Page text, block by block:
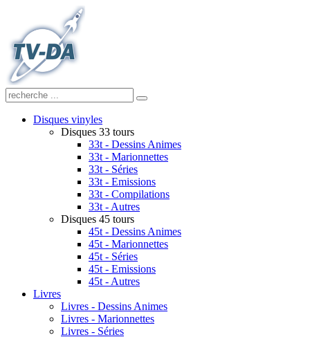
Disques vinyles
Disques 33 tours
33t - Dessins Animes
33t - Marionnettes
33t - Séries
33t - Emissions
33t - Compilations
33t - Autres
Disques 45 tours
45t - Dessins Animes
45t - Marionnettes
45t - Séries
45t - Emissions
45t - Autres
Livres
Livres - Dessins Animes
Livres - Marionnettes
Livres - Séries